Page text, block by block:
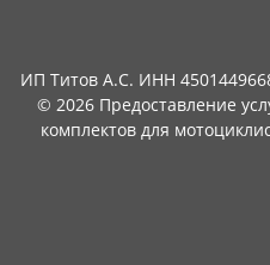
ИП Титов А.С. ИНН
© 2026 Предоставление
комплектов для